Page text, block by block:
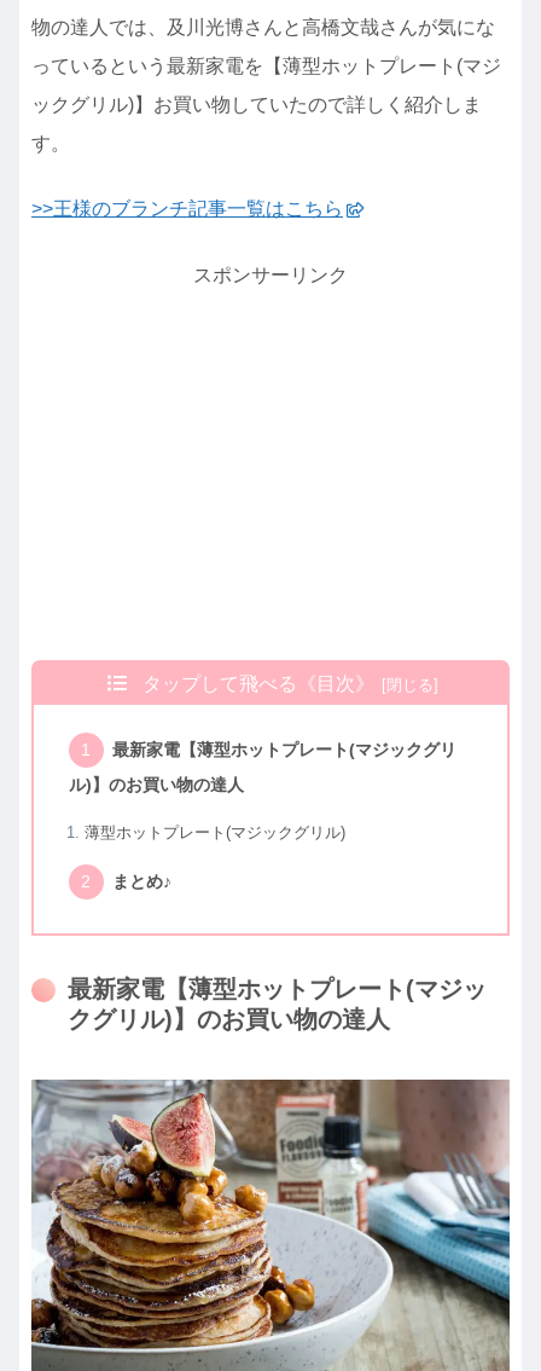
物の達人では、及川光博さんと高橋文哉さんが気にな
っているという最新家電を【薄型ホットプレート(マジ
ックグリル)】お買い物していたので詳しく紹介しま
す。
>>王様のブランチ記事一覧はこちら
スポンサーリンク
タップして飛べる《目次》
最新家電【薄型ホットプレート(マジックグリ
ル)】のお買い物の達人
薄型ホットプレート(マジックグリル)
まとめ♪
最新家電【薄型ホットプレート(マジッ
クグリル)】のお買い物の達人